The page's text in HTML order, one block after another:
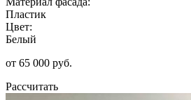
Пластик
Цвет:
Белый
от 65 000 руб.
Рассчитать